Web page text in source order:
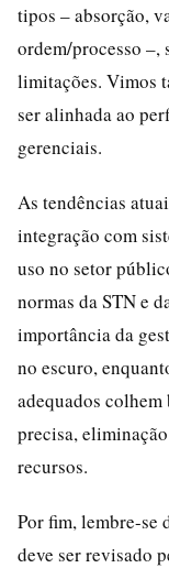
tipos – absorção,
ordem/processo –,
limitações. Vimos
ser alinhada ao
gerenciais.
As tendências
integração com
uso no setor
normas da STN e
importância da
no escuro,
adequados
precisa,
recursos.
Por fim, lembre-se
deve ser revisado